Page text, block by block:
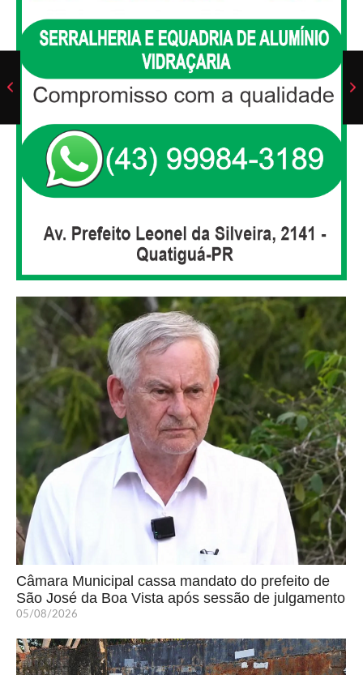
Câmara Municipal cassa mandato do prefeito de
São José da Boa Vista após sessão de julgamento
05/08/2026